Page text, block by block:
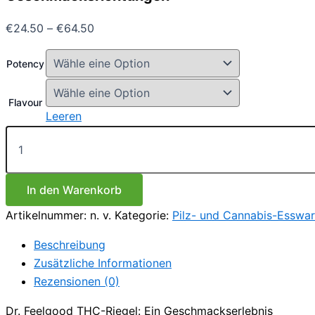
€24.50 – €64.50
bis
€64.50
Potency
Flavour
Leeren
Dr.feelgood
THC-
–
Verschiedene
Geschmacksrichtungen
Menge
In den Warenkorb
Artikelnummer: n. v. Kategorie: Pilz- und Cannabis-
Beschreibung
Zusätzliche Informationen
Rezensionen (0)
Dr. Feelgood THC-Riegel: Ein Geschmackserlebnis